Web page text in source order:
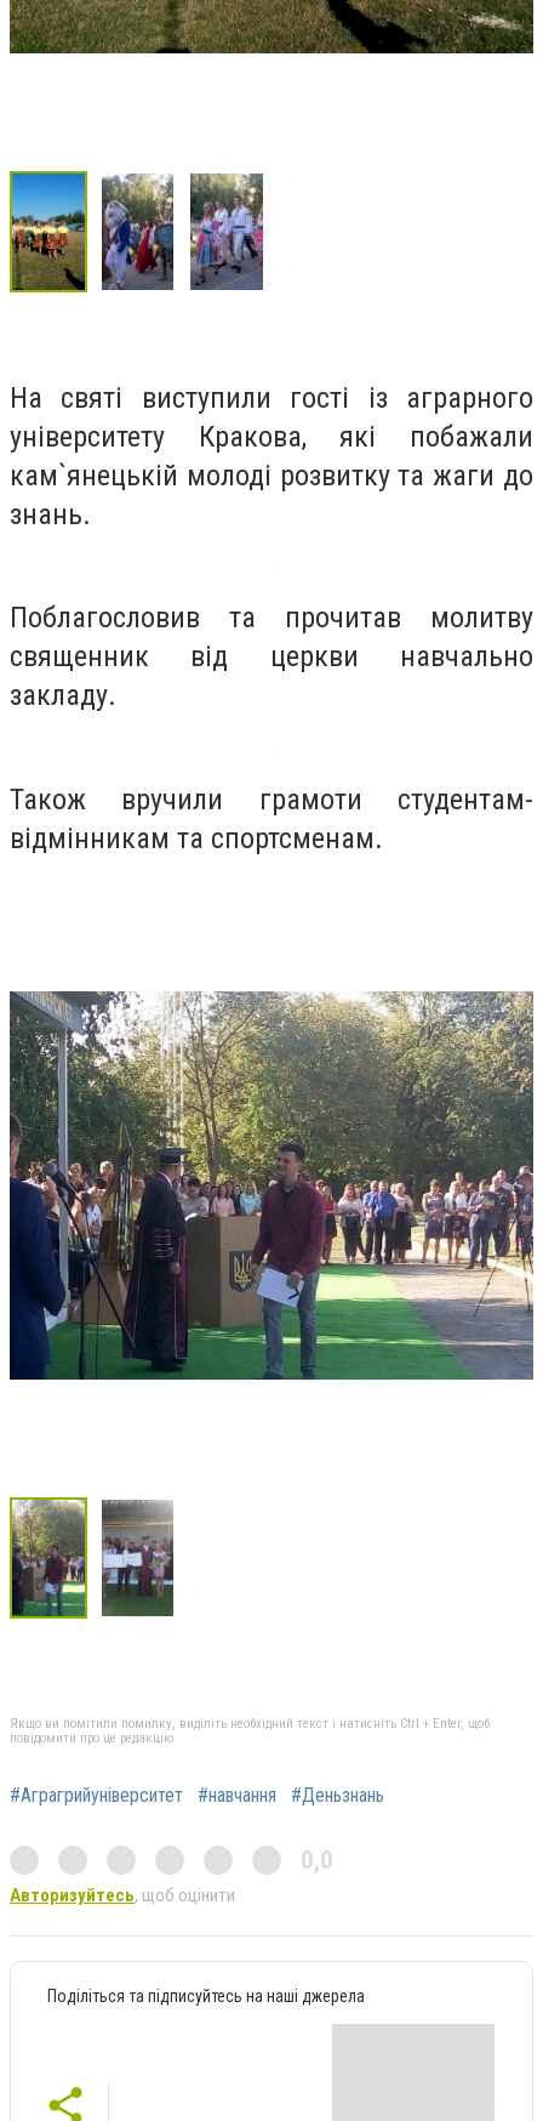
На святі виступили гості із аграрного
університету Кракова, які побажали
кам`янецькій молоді розвитку та жаги до
знань.
Поблагословив та прочитав молитву
священник від церкви навчально
закладу.
Також вручили грамоти студентам-
відмінникам та спортсменам.
Якщо ви помітили помилку, виділіть необхідний текст і натисніть Ctrl + Enter, щоб
повідомити про це редакцію
#Аграгрийуніверситет #навчання #Деньзнань
0,0
Авторизуйтесь, щоб оцінити
Поділіться та підписуйтесь на наші джерела